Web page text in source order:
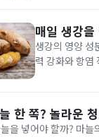
매일 생강
생강의 영양 성
력 강화와 항염
한 쪽? 놀라운
을 넣어야 할까? 마